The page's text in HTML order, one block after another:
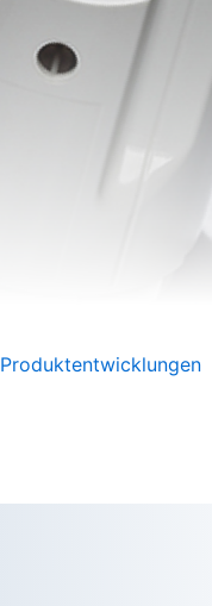
Produktentwicklungen